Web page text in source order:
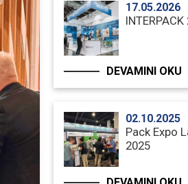
17.05.2026
DEVAMINI OKU
02.10.2025
Pack Expo
2025